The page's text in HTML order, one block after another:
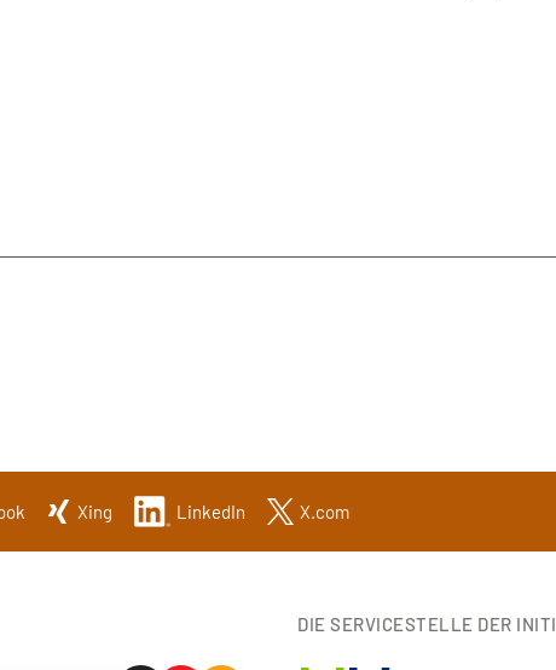
Xing LinkedIn X.com
DIE SERVICESTELLE DER